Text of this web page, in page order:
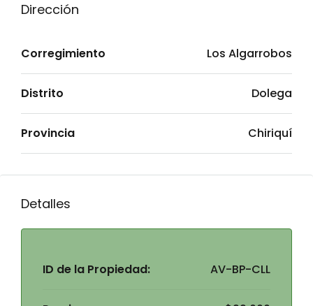
Dirección
Corregimiento Los Algarrobos
Distrito Dolega
Provincia Chiriquí
Detalles
ID de la Propiedad: AV-BP-CLL